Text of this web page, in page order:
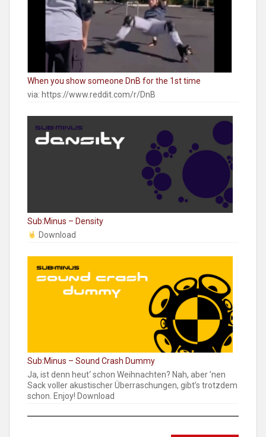
When you show someone DnB for the 1st time
via: https://www.reddit.com/r/DnB
Sub:Minus – Density
Download
Sub:Minus – Sound Crash Dummy
Ja, ist denn heut‘ schon Weihnachten? Nah, aber ’nen
Sack voller akustischer Überraschungen, gibt’s trotzdem
schon. Enjoy! Download